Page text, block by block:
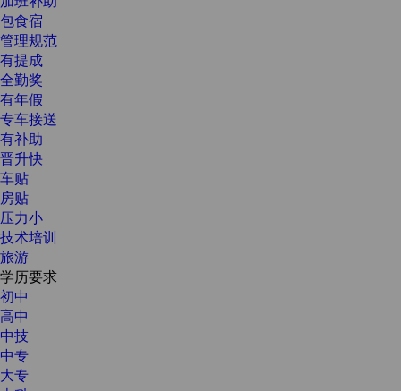
包食宿
管理规范
有提成
全勤奖
有年假
专车接送
有补助
晋升快
车贴
房贴
压力小
技术培训
旅游
学历要求
初中
高中
中技
中专
大专